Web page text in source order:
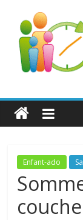
24h
Santé
La
santé
de
toute
Enfant-ado